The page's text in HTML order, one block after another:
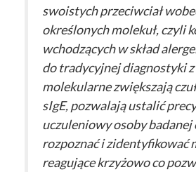
swoistych przeciwciał
określonych molekuł, czyli
wchodzących w skład
do tradycyjnej diagnostyki
molekularne zwiększają
sIgE, pozwalają ustalić
uczuleniowy osoby badanej
rozpoznać i zidentyfikować
reagujące krzyżowo co